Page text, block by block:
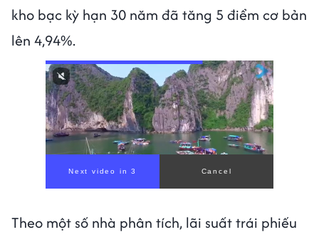
kho bạc kỳ hạn 30 năm đã tăng 5 điểm cơ bản
lên 4,94%.
Theo một số nhà phân tích, lãi suất trái phiếu